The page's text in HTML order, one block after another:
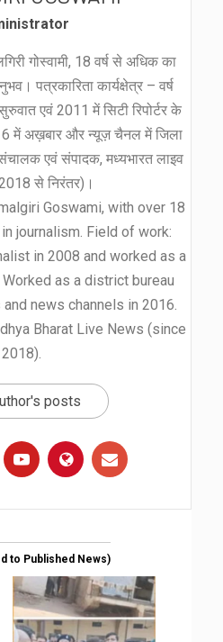
गोस्वामी, 18 वर्ष से अधिक का
पत्रकारिता कार्यक्षेत्र – वर्ष
एवं 2011 में सिटी रिपोर्टर के
में अख़बार और न्यूज़ चैनल में जिला
एवं संपादक, मध्यभारत लाइव
से निरंतर)।
Goswami, with over 18
journalism. Field of work:
in 2008 and worked as a
as a district bureau
news channels in 2016.
Bharat Live News (since
2018).
posts
to Published News)